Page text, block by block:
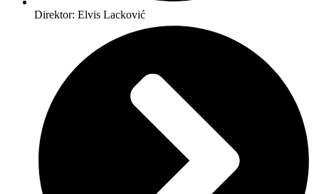
Direktor: Elvis Lacković